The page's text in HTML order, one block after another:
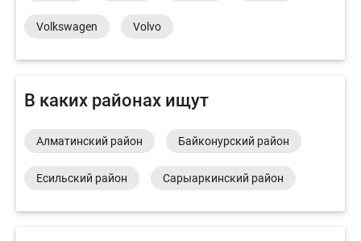
Volkswagen Volvo
В каких районах ищут
Алматинский район Байконурский район
Есильский район Сарыаркинский район